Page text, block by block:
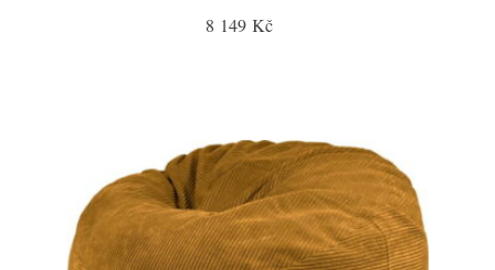
8 149 Kč